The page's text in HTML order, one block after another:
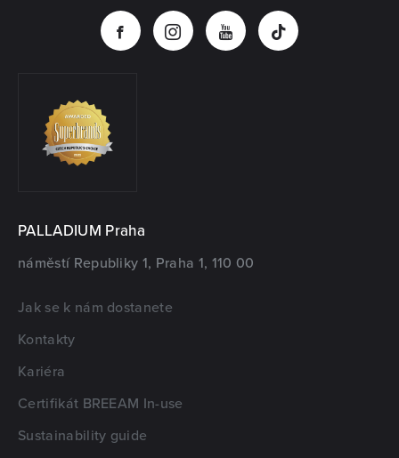
PALLADIUM Praha
náměstí Republiky 1, Praha 1, 110 00
Jak se k nám dostanete
Kontakty
Kariéra
Certifikát BREEAM In-use
Sustainability guide